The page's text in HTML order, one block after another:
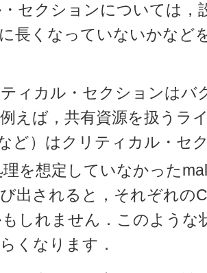
セクションについては，
長くなっていないかなど
ィカル・セクションはバ
えば，共有資源を扱うラ
など）はクリティカル・セ
理を想定していなかった
出されると，それぞれの
しれません．このような
くなります．